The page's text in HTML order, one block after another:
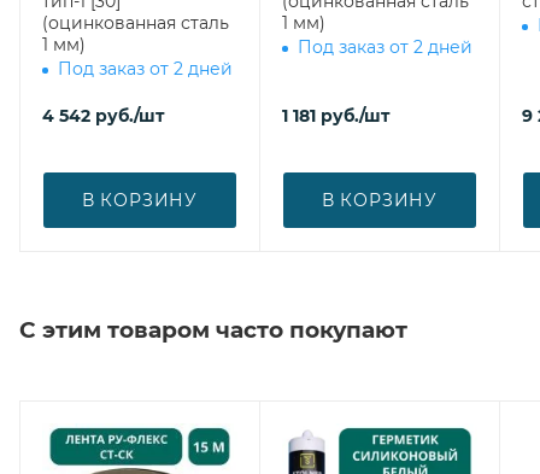
(оцинкованная сталь
1 мм)
Под заказ от 2 дней
4 542 руб./шт
В КОРЗИНУ
1 мм)
Под заказ от 2 дней
1 181 руб./шт
В КОРЗИНУ
9
С этим товаром часто покупают